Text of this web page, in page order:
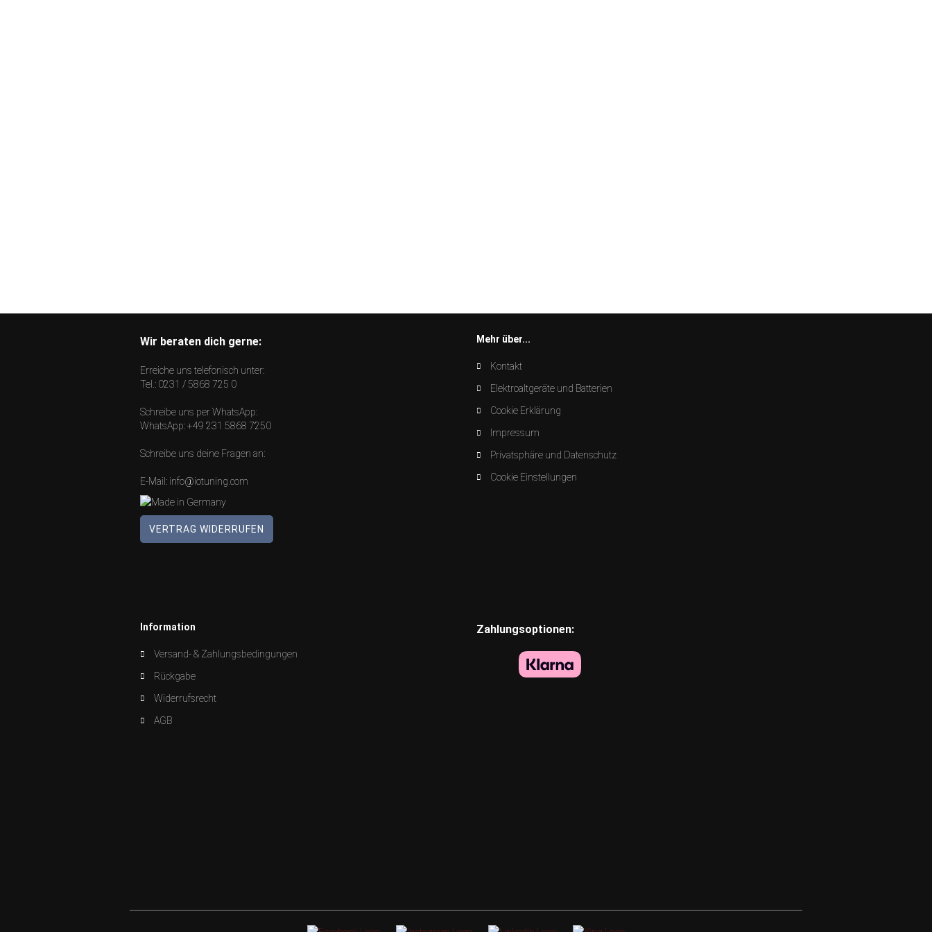
Wir beraten dich gerne:
Erreiche uns telefonisch unter:
Tel.: 0231 / 5868 725 0
Schreibe uns per WhatsApp:
WhatsApp:+49 231 5868 7250
Schreibe uns deine Fragen an:
E-Mail: info@iotuning.com
VERTRAG WIDERRUFEN
Mehr über...
Kontakt
Elektroaltgeräte und Batterien
Cookie Erklärung
Impressum
Privatsphäre und Datenschutz
Cookie Einstellungen
Information
Versand- & Zahlungsbedingungen
Rückgabe
Widerrufsrecht
AGB
Zahlungsoptionen: